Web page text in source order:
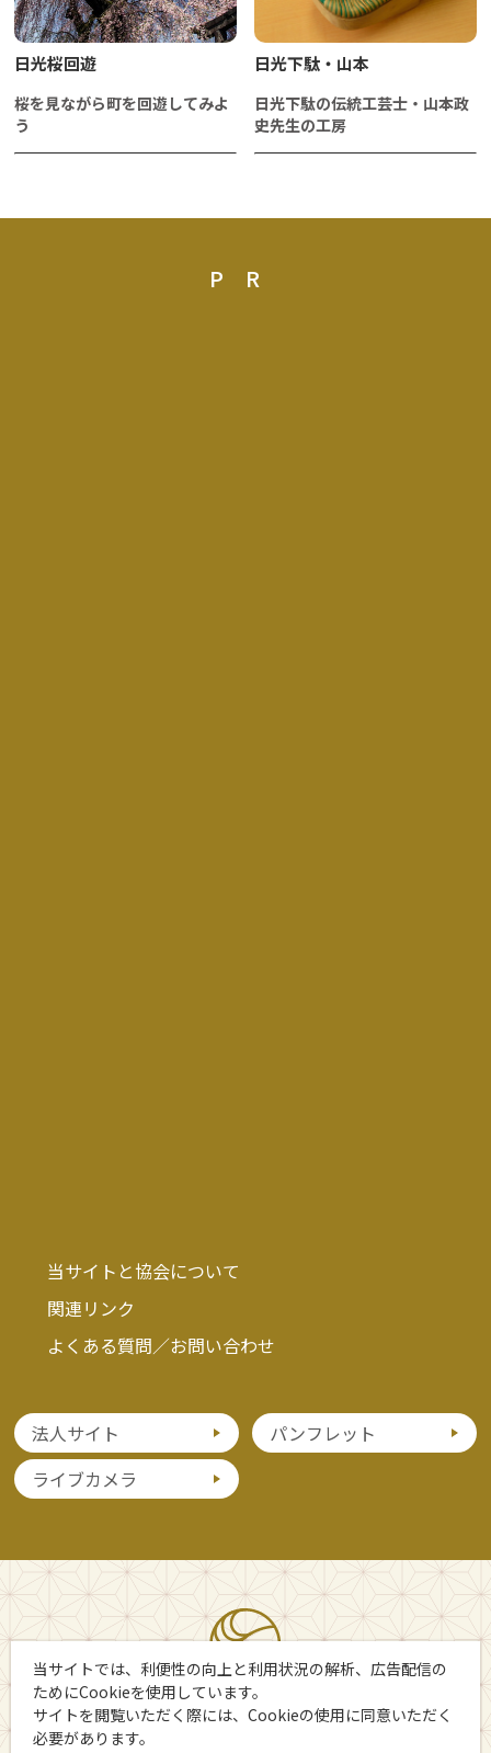
日光桜回遊
桜を見ながら町を回遊してみよ
う
日光下駄・山本
日光下駄の伝統工芸士・山本政
史先生の工房
PR
当サイトと協会について
関連リンク
よくある質問／お問い合わせ
法人サイト
パンフレット
ライブカメラ
当サイトでは、利便性の向上と利用状況の解析、広告配信の
ためにCookieを使用しています。
サイトを閲覧いただく際には、Cookieの使用に同意いただく
必要があります。